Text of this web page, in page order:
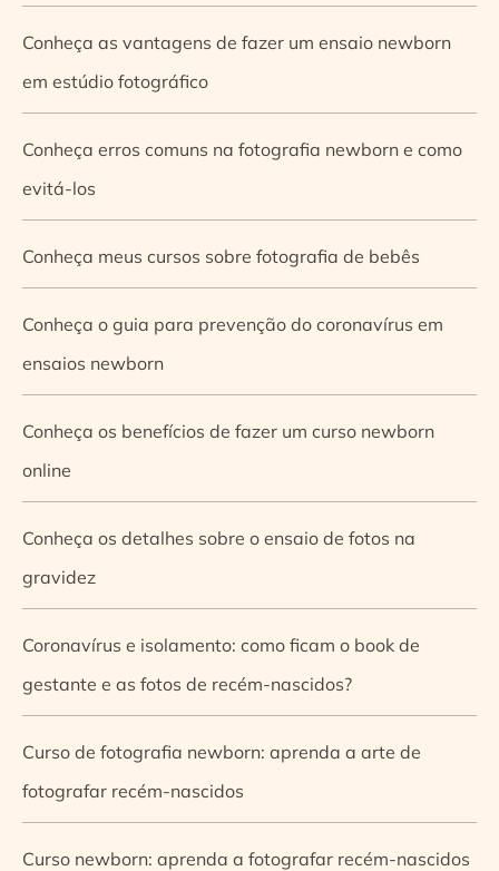
Conheça as vantagens de fazer um ensaio newborn
em estúdio fotográfico
Conheça erros comuns na fotografia newborn e como
evitá-los
Conheça meus cursos sobre fotografia de bebês
Conheça o guia para prevenção do coronavírus em
ensaios newborn
Conheça os benefícios de fazer um curso newborn
online
Conheça os detalhes sobre o ensaio de fotos na
gravidez
Coronavírus e isolamento: como ficam o book de
gestante e as fotos de recém-nascidos?
Curso de fotografia newborn: aprenda a arte de
fotografar recém-nascidos
Curso newborn: aprenda a fotografar recém-nascidos